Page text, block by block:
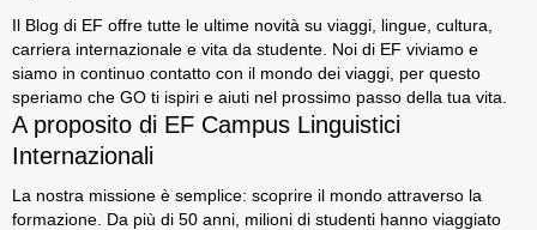
Il Blog di EF offre tutte le ultime novità su viaggi, lingue, cultura,
carriera internazionale e vita da studente. Noi di EF viviamo e
siamo in continuo contatto con il mondo dei viaggi, per questo
speriamo che GO ti ispiri e aiuti nel prossimo passo della tua vita.
A proposito di EF Campus Linguistici
Internazionali
La nostra missione è semplice: scoprire il mondo attraverso la
formazione. Da più di 50 anni, milioni di studenti hanno viaggiato